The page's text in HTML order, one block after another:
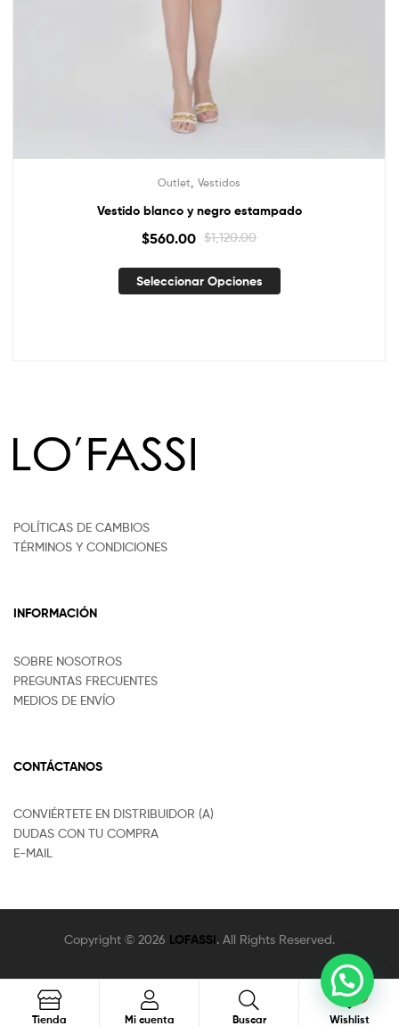
Outlet Vestidos
Vestido blanco y negro estampado
$1,120.00
$560.00
Seleccionar Opciones
POLÍTICAS DE CAMBIOS
TÉRMINOS Y CONDICIONES
INFORMACIÓN
SOBRE NOSOTROS
PREGUNTAS FRECUENTES
MEDIOS DE ENVÍO
CONTÁCTANOS
CONVIÉRTETE EN DISTRIBUIDOR (A)
DUDAS CON TU COMPRA
E-MAIL
Copyright © 2026 LOFASSI. All Rights Reserved.
Tienda Mi cuenta Buscar Buscar
Wishlist
0